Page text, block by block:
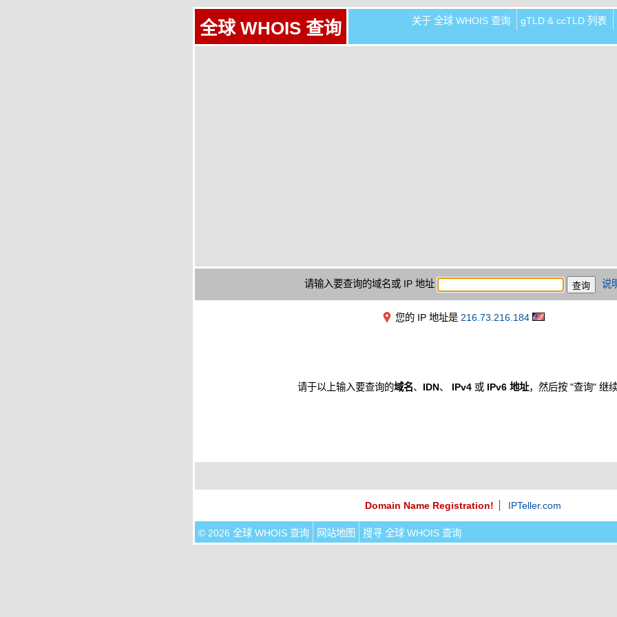
全球 WHOIS 查询 关于 全球 WHOIS 查询 gTLD & ccTLD 列表
请输入要查询的域名或 IP 地址 说
您的 IP 地址是 216.73.216.184
请于以上输入要查询的域名、 IDN、 IPv4 或 IPv6 地址，然后按 "查询" 继续
Domain Name Registration! IPTeller.com
© 2026 全球 WHOIS 查询 网站地图 搜寻 全球 WHOIS 查询